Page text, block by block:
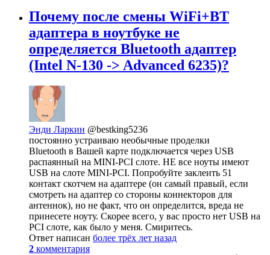
Почему после смены WiFi+BT
адаптера в ноутбуке не
определяется Bluetooth адаптер
(Intel N-130 -> Advanced 6235)?
Энди Ларкин @bestking5236
постоянно устраиваю необычные проделки
Bluetooth в Вашей карте подключается через USB
распаянный на MINI-PCI слоте. НЕ все ноуты имеют
USB на слоте MINI-PCI. Попробуйте заклеить 51
контакт скотчем на адаптере (он самый правый, если
смотреть на адаптер со стороны коннекторов для
антеннок), но не факт, что он определится, вреда не
принесете ноуту. Скорее всего, у вас просто нет USB на
PCI слоте, как было у меня. Смиритесь.
Ответ написан более трёх лет назад
2 комментария